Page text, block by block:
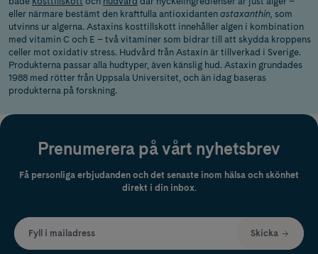
eller närmare bestämt den kraftfulla antioxidanten astaxanthin, som
utvinns ur algerna. Astaxins kosttillskott innehåller algen i kombination
med vitamin C och E – två vitaminer som bidrar till att skydda kroppens
celler mot oxidativ stress. Hudvård från Astaxin är tillverkad i Sverige.
Produkterna passar alla hudtyper, även känslig hud. Astaxin grundades
1988 med rötter från Uppsala Universitet, och än idag baseras
produkterna på forskning.
Prenumerera på vårt nyhetsbrev
Få personliga erbjudanden och det senaste inom hälsa och skönhet
direkt i din inbox.
Fyll i mailadress Skicka